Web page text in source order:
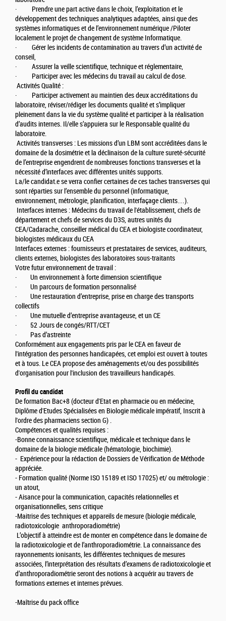
· Prendre une part active dans le choix, l’exploitation et le
développement des techniques analytiques adaptées, ainsi que des
systèmes informatiques et de l’environnement numérique /Piloter
localement le projet de changement de système Informatique.
· Gérer les incidents de contamination au travers d’un activité de
conseil,
· Assurer la veille scientifique, technique et réglementaire,
· Participer avec les médecins du travail au calcul de dose.
Activités Qualité :
· Participer activement au maintien des deux accréditations du
laboratoire, réviser/rédiger les documents qualité et s’impliquer
pleinement dans la vie du système qualité et participer à la réalisation
d’audits internes. Il/elle s’appuiera sur le Responsable qualité du
laboratoire.
Activités transverses : Les missions d’un LBM sont accréditées dans le
domaine de la dosimétrie et la déclinaison de la culture sureté-sécurité
de l’entreprise engendrent de nombreuses fonctions transverses et la
nécessité d’interfaces avec différentes unités supports.
La/le candidat.e se verra confier certaines de ces taches transverses qui
sont réparties sur l’ensemble du personnel (informatique,
environnement, métrologie, planification, interfaçage clients…).
Interfaces internes : Médecins du travail de l'établissement, chefs de
département et chefs de services du D3S, autres unités du
CEA/Cadarache, conseiller médical du CEA et biologiste coordinateur,
biologistes médicaux du CEA
Interfaces externes : fournisseurs et prestataires de services, auditeurs,
clients externes, biologistes des laboratoires sous-traitants
Votre futur environnement de travail :
· Un environnement à forte dimension scientifique
· Un parcours de formation personnalisé
· Une restauration d’entreprise, prise en charge des transports
collectifs
· Une mutuelle d’entreprise avantageuse, et un CE
· 52 Jours de congés/RTT/CET
· Pas d’astreinte
Conformément aux engagements pris par le CEA en faveur de
l'intégration des personnes handicapées, cet emploi est ouvert à toutes
et à tous. Le CEA propose des aménagements et/ou des possibilités
d'organisation pour l'inclusion des travailleurs handicapés.
Profil du candidat
De formation Bac+8 (docteur d'Etat en pharmacie ou en médecine,
Diplôme d'Etudes Spécialisées en Biologie médicale impératif, Inscrit à
l'ordre des pharmaciens section G) .
Compétences et qualités requises :
-Bonne connaissance scientifique, médicale et technique dans le
domaine de la biologie médicale (hématologie, biochimie).
- Expérience pour la rédaction de Dossiers de Vérification de Méthode
appréciée.
- Formation qualité (Norme ISO 15189 et ISO 17025) et/ ou métrologie :
un atout,
- Aisance pour la communication, capacités relationnelles et
organisationnelles, sens critique
-Maitrise des techniques et appareils de mesure (biologie médicale,
radiotoxicologie anthroporadiométrie)
L’objectif à atteindre est de monter en compétence dans le domaine de
la radiotoxicologie et de l’anthroporadiométrie. La connaissance des
rayonnements ionisants, les différentes techniques de mesures
associées, l’interprétation des résultats d’examens de radiotoxicologie et
d’anthroporadiométrie seront des notions à acquérir au travers de
formations externes et internes prévues.
-Maîtrise du pack office